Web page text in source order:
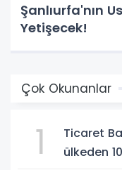
Şanlıurfa'nın
Yetişecek!
Çok Okunanlar
1
Ticaret
ülkeden